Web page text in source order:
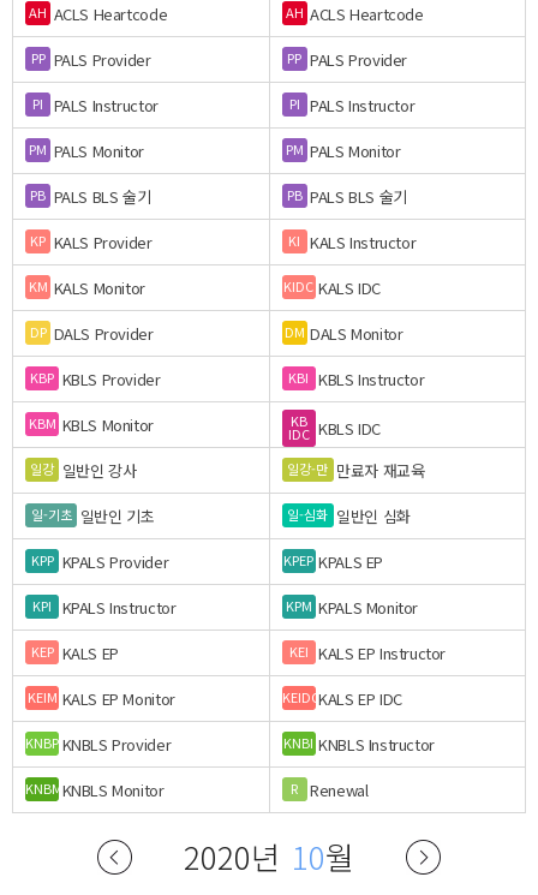
AH ACLS Heartcode AH ACLS Heartcode
PP PALS Provider PP PALS Provider
PI PALS Instructor PI PALS Instructor
PM PALS Monitor PM PALS Monitor
PB PALS BLS 술기 PB PALS BLS 술기
KP KALS Provider KI KALS Instructor
KM KALS Monitor KIDC KALS IDC
DP DALS Provider DM DALS Monitor
KBP KBLS Provider KBI KBLS Instructor
KBM KBLS Monitor KB
IDC KBLS IDC
일강 일반인 강사 일강-만 만료자 재교육
일-기초 일반인 기초 일-심화 일반인 심화
KPP KPALS Provider KPEP KPALS EP
KPI KPALS Instructor KPM KPALS Monitor
KEP KALS EP KEI KALS EP Instructor
KEIM KALS EP Monitor KEIDCKALS EP IDC
KNBPKNBLS Provider KNBI KNBLS Instructor
KNBMKNBLS Monitor R Renewal
2020년 10월